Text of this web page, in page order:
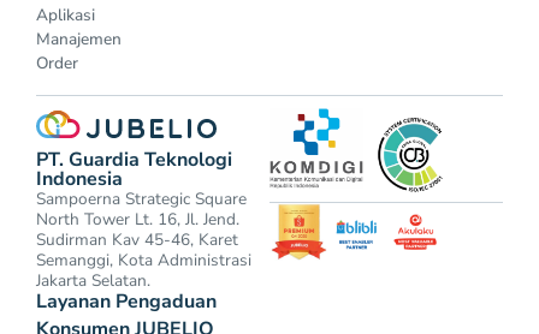
Aplikasi
Manajemen
Order
PT. Guardia Teknologi
Indonesia
Sampoerna Strategic Square
North Tower Lt. 16, Jl. Jend.
Sudirman Kav 45-46, Karet
Semanggi, Kota Administrasi
Jakarta Selatan.
Layanan Pengaduan